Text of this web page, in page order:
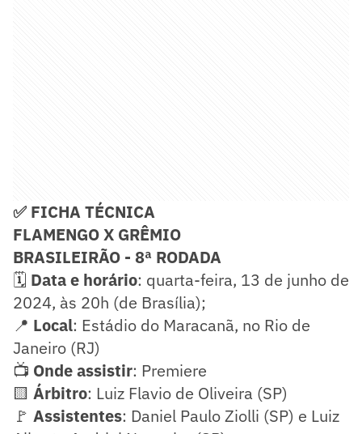
✅ FICHA TÉCNICA
FLAMENGO X GRÊMIO
BRASILEIRÃO - 8ª RODADA
🗓️ Data e horário: quarta-feira, 13 de junho de
2024, às 20h (de Brasília);
📍 Local: Estádio do Maracanã, no Rio de
Janeiro (RJ)
📺 Onde assistir: Premiere
🟨 Árbitro: Luiz Flavio de Oliveira (SP)
🚩 Assistentes: Daniel Paulo Ziolli (SP) e Luiz